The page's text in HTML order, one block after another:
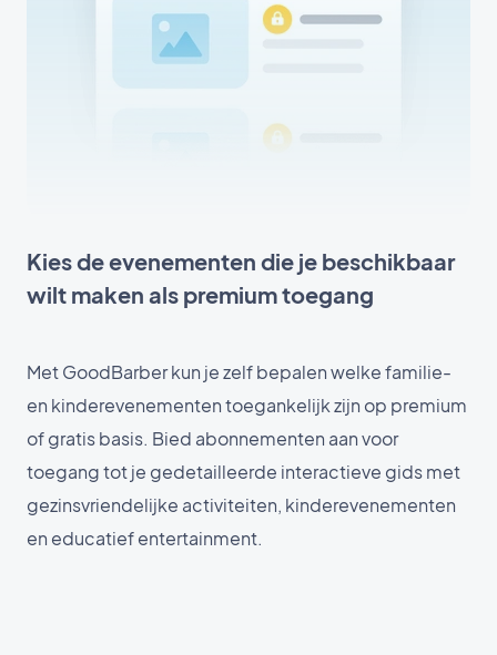
Kies de evenementen die je beschikbaar
wilt maken als premium toegang
Met GoodBarber kun je zelf bepalen welke familie-
en kinderevenementen toegankelijk zijn op premium
of gratis basis. Bied abonnementen aan voor
toegang tot je gedetailleerde interactieve gids met
gezinsvriendelijke activiteiten, kinderevenementen
en educatief entertainment.